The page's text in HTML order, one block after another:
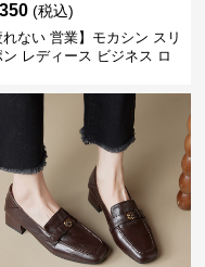
(税込)
れない 営業】モカシン スリ
ン レディース ビジネス ロ
アル パンプス以外